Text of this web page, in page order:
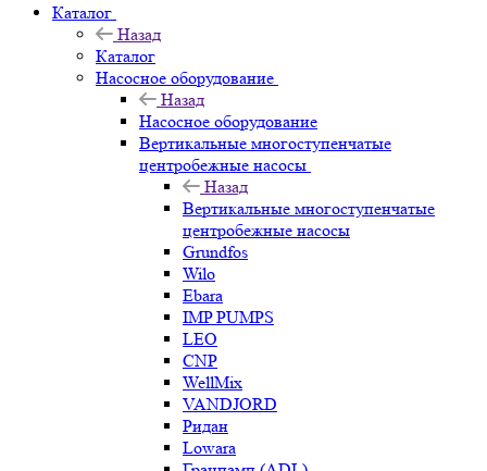
Каталог
Назад
Каталог
Насосное оборудование
Назад
Насосное оборудование
Вертикальные многоступенчатые
центробежные насосы
Назад
Вертикальные многоступенчатые
центробежные насосы
Grundfos
Wilo
Ebara
IMP PUMPS
LEO
CNP
WellMix
VANDJORD
Ридан
Lowara